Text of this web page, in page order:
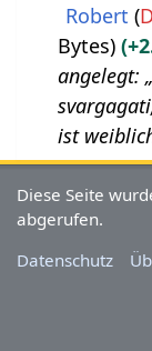
r
z
2
0
Robert
Bytes
angelegt:
ist
Diese Seite
abgerufen.
Datenschutz